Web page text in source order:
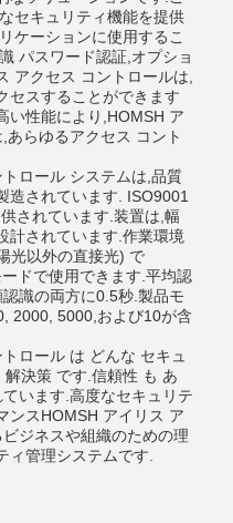
セキュリティ機能を提供
ケーションに使用するこ
パスワード認証,オプショ
アクセス コントロールは,
セスすることができます
い性能により,HOMSH ア
らゆるアクセス コント
ロール システムは,品質
造されています. ISO9001
されています.装置は,幅
計されています.作業環境
光以外の直接光) で
ドで使用できます.平均認
識の両方に0.5秒.製品モ
2000, 5000,および10が含
ロール は どんな セキュ
決策 です.信頼性 も あ
います.高度なセキュリテ
ンスHOMSH アイリス ア
ジネスや組織のための理
ィ管理システムです.